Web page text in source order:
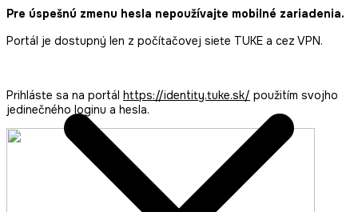
Pre úspešnú zmenu hesla nepoužívajte mobilné zariadenia.
Portál je dostupný len z počítačovej siete TUKE a cez VPN.
Prihláste sa na portál https://identity.tuke.sk/ použitím svojho
jedinečného loginu a hesla.